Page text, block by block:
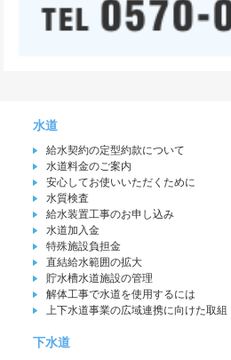
水道
給水契約の定型約款について
水道料金のご案内
安心してお使いいただくために
水質検査
給水装置工事のお申し込み
水道加入金
特殊施設負担金
直結給水範囲の拡大
貯水槽水道施設の管理
解体工事で水道を使用するには
上下水道事業の広域連携に向けた取組
下水道